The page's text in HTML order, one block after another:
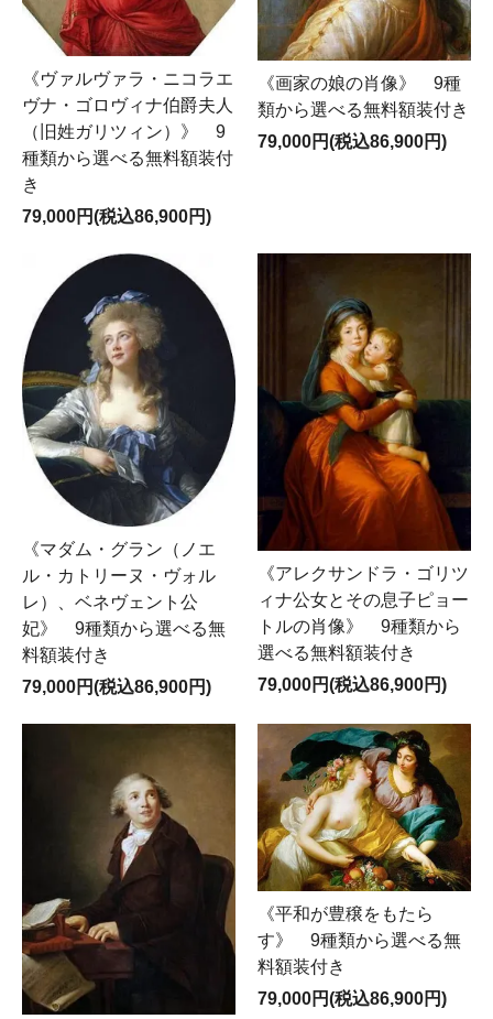
《ヴァルヴァラ・ニコラエ
ヴナ・ゴロヴィナ伯爵夫人
（旧姓ガリツィン）》 9
種類から選べる無料額装付
き
79,000円(税込86,900円)
《画家の娘の肖像》 9種
類から選べる無料額装付き
79,000円(税込86,900円)
《マダム・グラン（ノエ
ル・カトリーヌ・ヴォル
レ）、ベネヴェント公
妃》 9種類から選べる無
料額装付き
79,000円(税込86,900円)
《アレクサンドラ・ゴリツ
ィナ公女とその息子ピョー
トルの肖像》 9種類から
選べる無料額装付き
79,000円(税込86,900円)
《平和が豊穣をもたら
す》 9種類から選べる無
料額装付き
79,000円(税込86,900円)